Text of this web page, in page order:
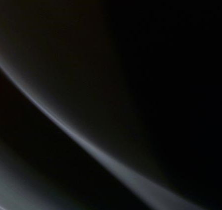
LES DECOUVERTES MUSICALES